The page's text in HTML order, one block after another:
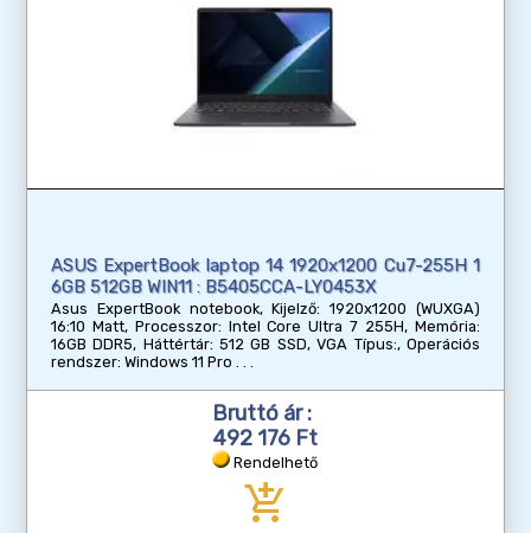
ASUS ExpertBook laptop 14 1920x1200 Cu7-255H 1
6GB 512GB WIN11 : B5405CCA-LY0453X
Asus ExpertBook notebook, Kijelző: 1920x1200 (WUXGA)
16:10 Matt, Processzor: Intel Core Ultra 7 255H, Memória:
16GB DDR5, Háttértár: 512 GB SSD, VGA Típus:, Operációs
rendszer: Windows 11 Pro
Bruttó ár :
492 176 Ft
Rendelhető
add_shopping_cart